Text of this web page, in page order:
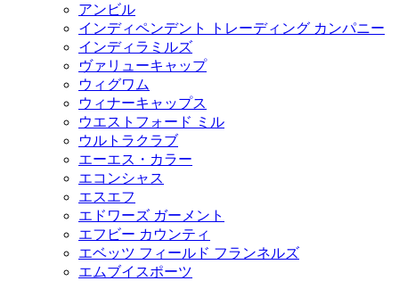
アンビル
インディペンデント トレーディング カンパニー
インディラミルズ
ヴァリューキャップ
ウィグワム
ウィナーキャップス
ウエストフォード ミル
ウルトラクラブ
エーエス・カラー
エコンシャス
エスエフ
エドワーズ ガーメント
エフビー カウンティ
エベッツ フィールド フランネルズ
エムブイスポーツ